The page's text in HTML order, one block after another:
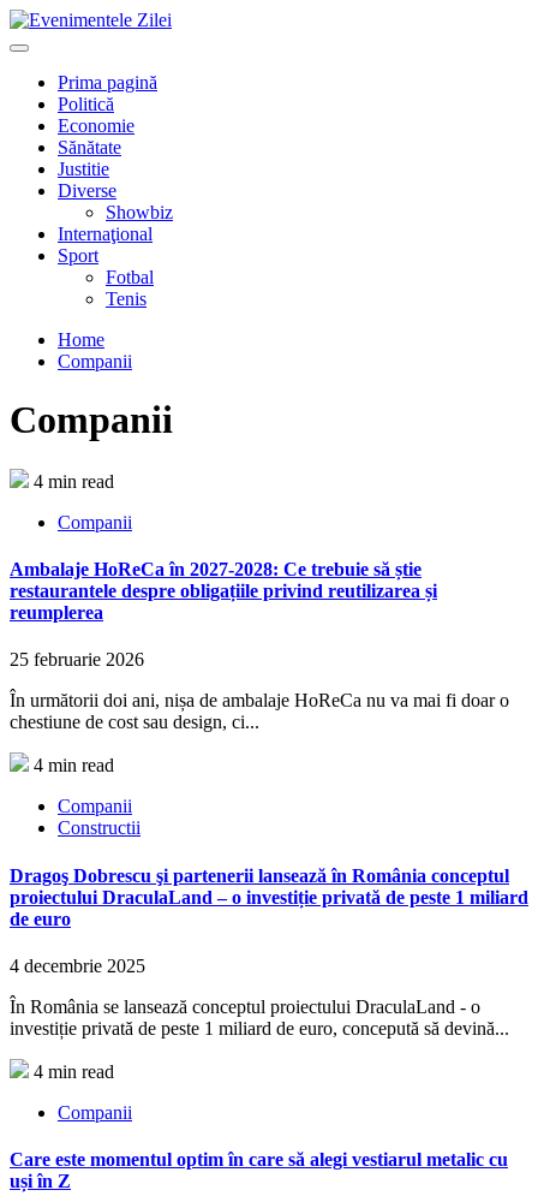
Mergi
la
Primary
Prima pagină
Politică
Economie
Sănătate
Justitie
Diverse
Showbiz
Internaţional
Sport
Fotbal
Tenis
Home
Companii
Companii
4 min read
Companii
Ambalaje HoReCa în 2027-2028: Ce trebuie să știe
restaurantele despre obligațiile privind reutilizarea și
reumplerea
25 februarie 2026
În următorii doi ani, nișa de ambalaje HoReCa nu va mai fi doar o
chestiune de cost sau design, ci...
4 min read
Companii
Constructii
Dragoş Dobrescu şi partenerii lansează în România conceptul
proiectului DraculaLand – o investiție privată de peste 1 miliard
de euro
4 decembrie 2025
În România se lansează conceptul proiectului DraculaLand - o
investiție privată de peste 1 miliard de euro, concepută să devină...
4 min read
Companii
Care este momentul optim în care să alegi vestiarul metalic cu
uși în Z